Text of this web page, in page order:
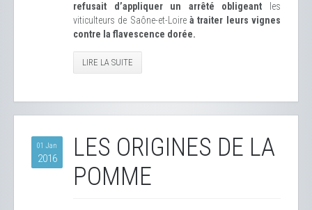
refusait d’appliquer un arrêté obligeant les
viticulteurs de Saône-et-Loire à traiter leurs vignes
contre la flavescence dorée.
LIRE LA SUITE
01 Jan
2016
LES ORIGINES DE LA
POMME